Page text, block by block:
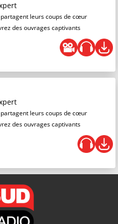
leurs coups de cœur
des ouvrages captivants
leurs coups de cœur
des ouvrages captivants